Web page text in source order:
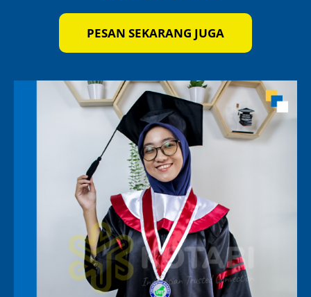
PESAN SEKARANG JUGA